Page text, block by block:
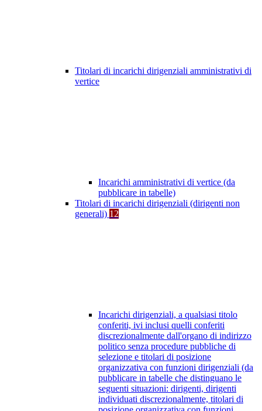
Titolari di incarichi dirigenziali amministrativi di
vertice
Incarichi amministrativi di vertice (da
pubblicare in tabelle)
Titolari di incarichi dirigenziali (dirigenti non
generali) 12
Incarichi dirigenziali, a qualsiasi titolo
conferiti, ivi inclusi quelli conferiti
discrezionalmente dall'organo di indirizzo
politico senza procedure pubbliche di
selezione e titolari di posizione
organizzativa con funzioni dirigenziali (da
pubblicare in tabelle che distinguano le
seguenti situazioni: dirigenti, dirigenti
individuati discrezionalmente, titolari di